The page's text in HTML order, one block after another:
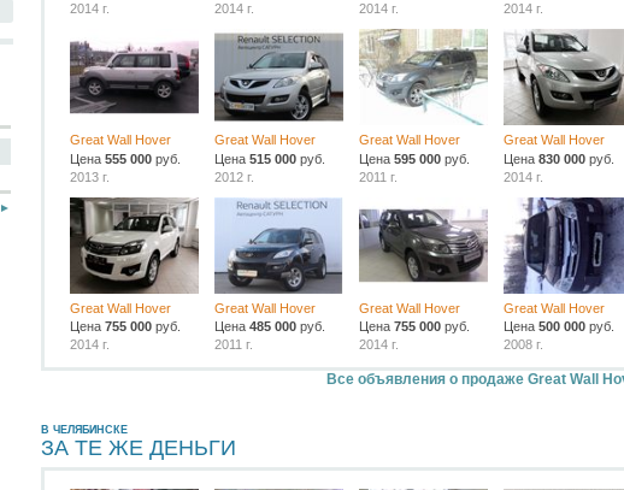
2014 г.
2014 г.
2014 г.
2014 г.
Great Wall Hover
Цена555 000 руб.
2013 г.
Great Wall Hover
Цена515 000 руб.
2012 г.
Great Wall Hover
Цена 595 000руб.
2011 г.
Great Wall Hover
Цена 830 000руб.
2014 г.
Great Wall Hover
Цена755 000 руб.
2014 г.
Great Wall Hover
Цена485 000 руб.
2011 г.
Great Wall Hover
Цена 755 000руб.
2014 г.
Great Wall Hover
Цена 500 000руб.
2008 г.
Все объявления о продаже Great Wall
В ЧЕЛЯБИНСКЕ
ЗА ТЕ ЖЕ ДЕНЬГИ